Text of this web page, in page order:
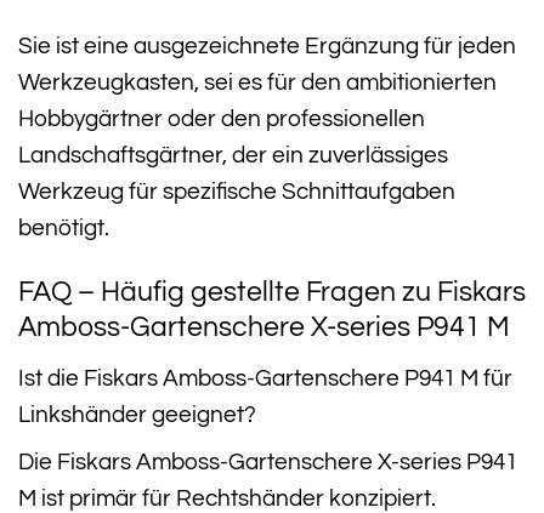
Sie ist eine ausgezeichnete Ergänzung für jeden
Werkzeugkasten, sei es für den ambitionierten
Hobbygärtner oder den professionellen
Landschaftsgärtner, der ein zuverlässiges
Werkzeug für spezifische Schnittaufgaben
benötigt.
FAQ – Häufig gestellte Fragen zu Fiskars
Amboss-Gartenschere X-series P941 M
Ist die Fiskars Amboss-Gartenschere P941 M für
Linkshänder geeignet?
Die Fiskars Amboss-Gartenschere X-series P941
M ist primär für Rechtshänder konzipiert.